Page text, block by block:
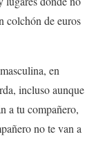
colchón de euros
en
incluso aunque
a tu compañero,
no te van a